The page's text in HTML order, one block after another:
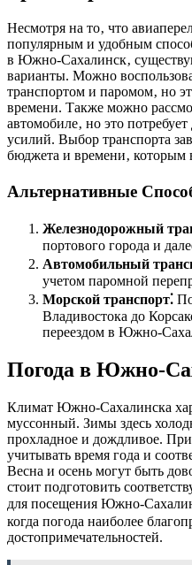
Несмотря на то‚ что
популярным и удобным
в Южно-Сахалинск‚
варианты. Можно
транспортом и паромом‚ но
времени. Также можно
автомобиле‚ но это
усилий. Выбор транспорта
бюджета и времени‚ которым
Альтернативные
Железнодорожный
портового города и
Автомобильный
учетом паромной
Морской транспорт⁚
Владивостока до
переездом в Южно-
Погода в Южно-
Климат Южно-Сахалинска
муссонный. Зимы здесь
прохладное и дождливое.
учитывать время года и
Весна и осень могут быть
стоит подготовить
для посещения Южно-
когда погода наиболее
достопримечательностей.